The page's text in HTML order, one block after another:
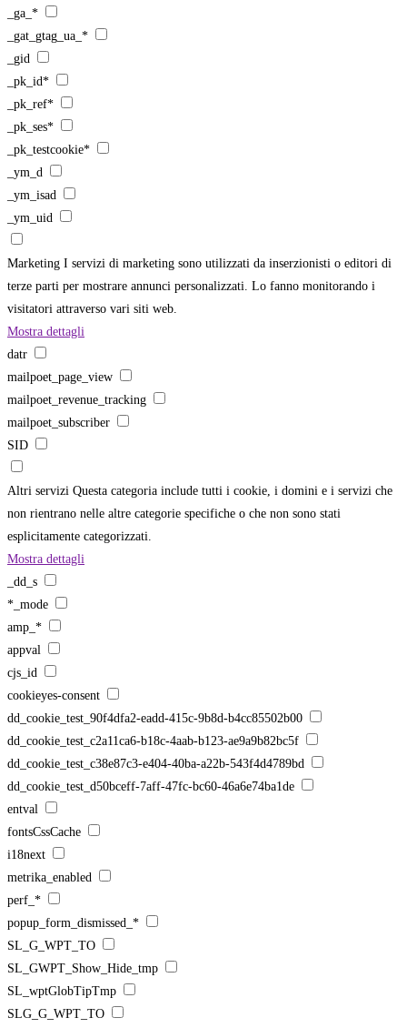
_ga_*
_gat_gtag_ua_*
_gid
_pk_id*
_pk_ref*
_pk_ses*
_pk_testcookie*
_ym_d
_ym_isad
_ym_uid
Marketing I servizi di marketing sono utilizzati da inserzionisti o editori di
terze parti per mostrare annunci personalizzati. Lo fanno monitorando i
visitatori attraverso vari siti web.
Mostra dettagli
datr
mailpoet_page_view
mailpoet_revenue_tracking
mailpoet_subscriber
SID
Altri servizi Questa categoria include tutti i cookie, i domini e i servizi che
non rientrano nelle altre categorie specifiche o che non sono stati
esplicitamente categorizzati.
Mostra dettagli
_dd_s
*_mode
amp_*
appval
cjs_id
cookieyes-consent
dd_cookie_test_90f4dfa2-eadd-415c-9b8d-b4cc85502b00
dd_cookie_test_c2a11ca6-b18c-4aab-b123-ae9a9b82bc5f
dd_cookie_test_c38e87c3-e404-40ba-a22b-543f4d4789bd
dd_cookie_test_d50bceff-7aff-47fc-bc60-46a6e74ba1de
entval
fontsCssCache
i18next
metrika_enabled
perf_*
popup_form_dismissed_*
SL_G_WPT_TO
SL_GWPT_Show_Hide_tmp
SL_wptGlobTipTmp
SLG_G_WPT_TO